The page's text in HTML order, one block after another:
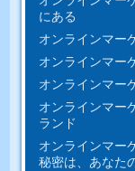
にある
オンラインマー
オンラインマー
オンラインマー
オンラインマー
ランド
オンラインマー
秘密は、あなた